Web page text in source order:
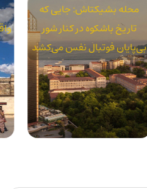
محله آکسارای: استانبول
واقعی در سایه قنات‌های رومی